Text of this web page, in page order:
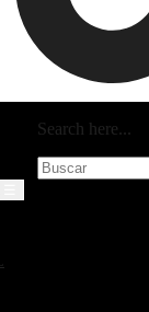
Search here...